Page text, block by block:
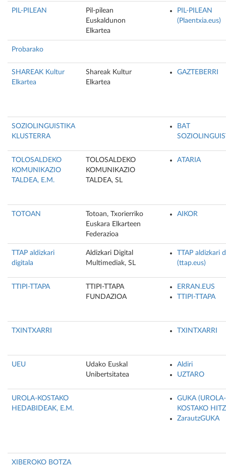
PIL-PILEAN
Pil-pilean
Euskaldunon
Elkartea
PIL-PILEAN
(Plaentxia.eus)
Probarako
SHAREAK Kultur
Elkartea
Shareak Kultur
Elkartea
GAZTEBERRI
SOZIOLINGUISTIKA
KLUSTERRA
BAT
TOLOSALDEKO
KOMUNIKAZIO
TALDEA, E.M.
TOLOSALDEKO
KOMUNIKAZIO
TALDEA, SL
ATARIA
TOTOAN
Totoan, Txorierriko
Euskara Elkarteen
Federazioa
AIKOR
TTAP aldizkari
digitala
Aldizkari Digital
Multimediak, SL
TTAP aldizkari
(ttap.eus)
TTIPI-TTAPA
TTIPI-TTAPA
FUNDAZIOA
ERRAN.EUS
TTIPI-TTAPA
TXINTXARRI TXINTXARRI
UEU
Udako Euskal
Unibertsitatea
Aldiri
UZTARO
UROLA-KOSTAKO
HEDABIDEAK, E.M.
GUKA (UROLA-
KOSTAKO
ZarautzGUKA
XIBEROKO BOTZA